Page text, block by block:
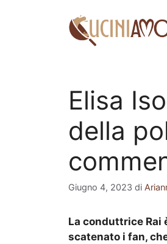
Elisa
della
Giugno 4, 2023 di
La conduttrice Rai
scatenato i fan,